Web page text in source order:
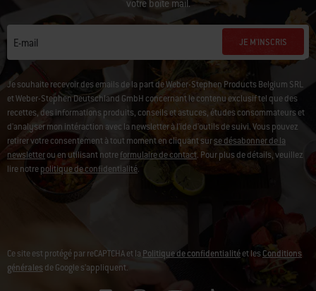
votre boîte mail.
E-mail JE M'INSCRIS
Je souhaite recevoir des emails de la part de Weber-Stephen Products Belgium SRL
et Weber-Stephen Deutschland GmbH concernant le contenu exclusif tel que des
recettes, des informations produits, conseils et astuces, études consommateurs et
d'analyser mon intéraction avec la newsletter à l'ide d'outils de suivi. Vous pouvez
retirer votre consentement à tout moment en cliquant surse désabonner de la
newsletterou en utilisant notreformulaire de contact. Pour plus de détails, veuillez
lire notrepolitique de confidentialité.
Ce site est protégé par reCAPTCHA et la Politique de confidentialitéet les Conditions
générales de Google s’appliquent.